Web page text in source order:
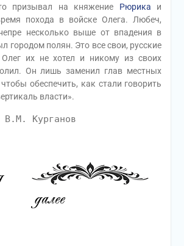
призывал на княжение Рюрика и
похода в войске Олега. Любеч,
несколько выше от впадения в
городом полян. Это все свои, русские
Олег их не хотел и никому из своих
Он лишь заменил глав местных
обеспечить, как стали говорить
власти».
В.М. Курганов